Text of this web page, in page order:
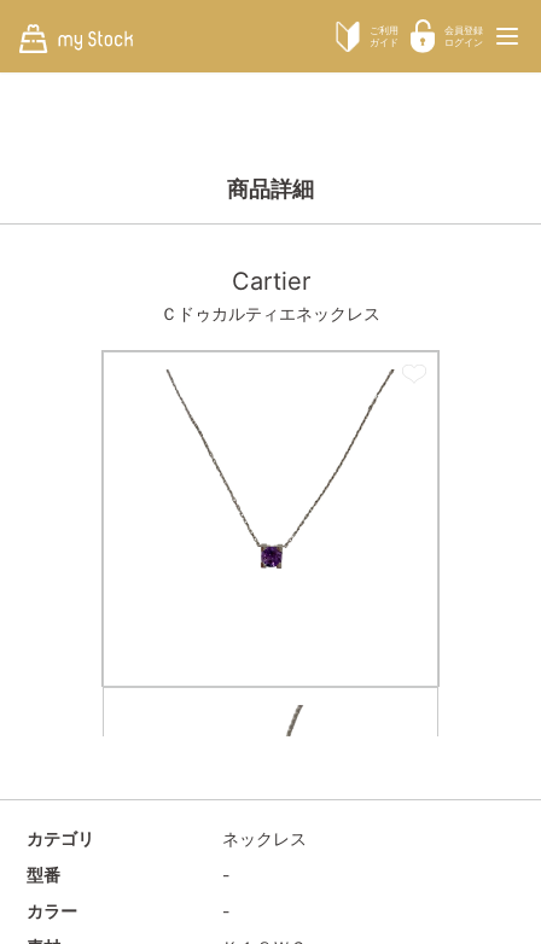
ご利用
ガイド
会員登録
ログイン
商品詳細
Cartier
Ｃドゥカルティエネックレス
カテゴリ
ネックレス
型番
-
カラー
-